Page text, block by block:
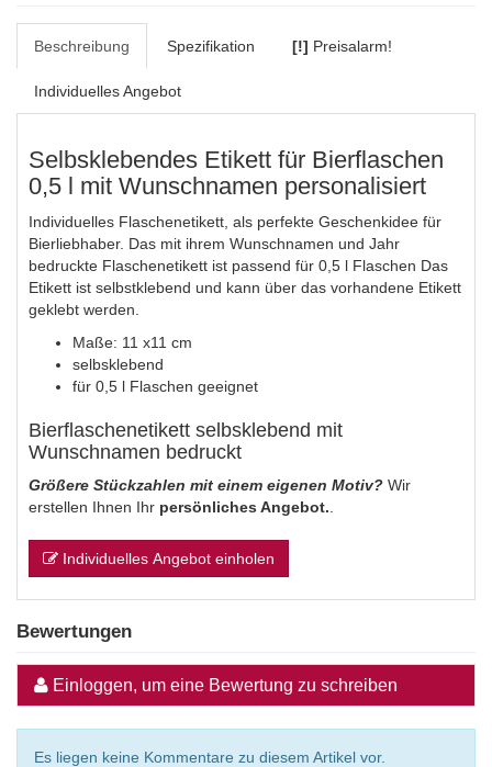
Beschreibung Spezifikation [!] Preisalarm!
Individuelles Angebot
Selbsklebendes Etikett für Bierflaschen
0,5 l mit Wunschnamen personalisiert
Individuelles Flaschenetikett, als perfekte Geschenkidee für
Bierliebhaber. Das mit ihrem Wunschnamen und Jahr
bedruckte Flaschenetikett ist passend für 0,5 l Flaschen Das
Etikett ist selbstklebend und kann über das vorhandene Etikett
geklebt werden.
Maße: 11 x11 cm
selbsklebend
für 0,5 l Flaschen geeignet
Bierflaschenetikett selbsklebend mit
Wunschnamen bedruckt
Größere Stückzahlen mit einem eigenen Motiv? Wir
erstellen Ihnen Ihr persönliches Angebot.
Individuelles Angebot einholen
Bewertungen
Einloggen, um eine Bewertung zu schreiben
Es liegen keine Kommentare zu diesem Artikel vor.